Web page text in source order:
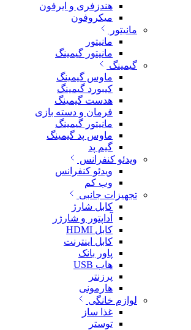
هندزفری و ایرفون
میکروفون
مانیتور
مانیتور
مانیتور گیمینگ
گیمینگ
ماوس گیمینگ
کیبورد گیمینگ
هدست گیمینگ
فرمان و دسته بازی
مانیتور گیمینگ
ماوس پد گیمینگ
گیم پد
ویدئو کنفرانس
ویدئو کنفرانس
وب کم
تجهیزات جانبی
کابل شارژ
آداپتور و شارژر
کابل HDMI
کابل اینترنت
پاور بانک
هاب USB
پرزنتر
هارمونی
لوازم خانگی
غذا ساز
توستر